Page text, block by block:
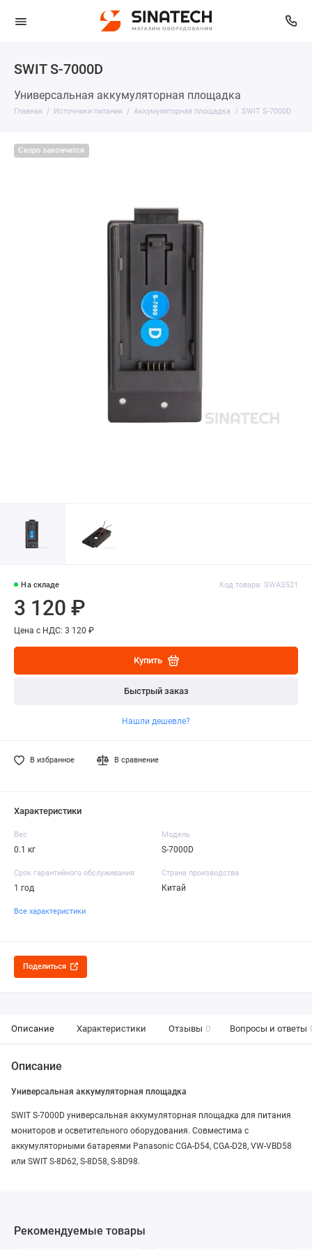
SWIT S-7000D
Универсальная аккумуляторная площадка
Главная Источники питания Аккумуляторная площадка SWIT S-7000D
Скоро закончится
На складе Код товара: SWAS521
3 120 ₽
Цена с НДС: 3 120 ₽
Купить
Быстрый заказ
Нашли дешевле?
В избранное В сравнение
Характеристики
Вес
0.1 кг
Модель
S-7000D
Срок гарантийного обслуживания
1 год
Страна производства
Китай
Все характеристики
Поделиться
Описание Характеристики Отзывы 0 Вопросы и ответы
Описание
Универсальная аккумуляторная площадка
SWIT S-7000D универсальная аккумуляторная площадка для питания
мониторов и осветительного оборудования. Совместима с
аккумуляторными батареями Panasonic CGA-D54, CGA-D28, VW-VBD58
или SWIT S-8D62, S-8D58, S-8D98.
Рекомендуемые товары